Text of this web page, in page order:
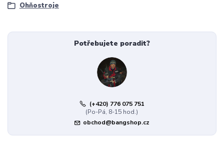
Ohňostroje
Potřebujete poradit?
(+420) 776 075 751
(Po-Pá, 8-15 hod.)
obchod@bangshop.cz